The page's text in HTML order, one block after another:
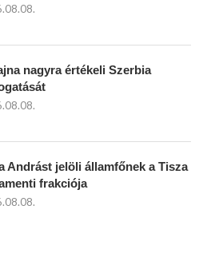
nagyra értékeli Szerbia
Andrást jelöli államfőnek a Tisza
frakciója